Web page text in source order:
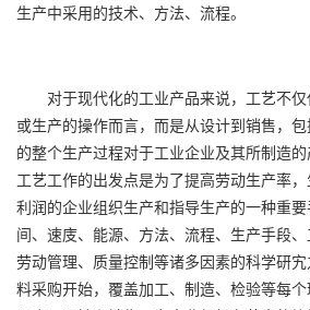
生产中采用的技术、方法、流程。
对于现代化的工业产品来说，工艺不仅
或生产的操作而言，而是从设计到销售，
的整个生产过程对于工业企业及其所制造的
工艺工作的出发点是为了提高劳动生产率
利润的企业组织生产和指导生产的一种重
间、速庋、能源、方法、流程、生产手段、
劳动管理、质量控制等诸多因素的科学研
料采购开始，覆盖加工、制造、检验等每个